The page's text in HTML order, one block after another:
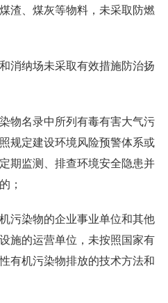
渣、煤灰等物料，未采取防燃
消纳场未采取有效措施防治扬
物名录中所列有毒有害大气污
规定建设环境风险预警体系或
期监测、排查环境安全隐患并
；
污染物的企业事业单位和其他
施的运营单位，未按照国家有
有机污染物排放的技术方法和